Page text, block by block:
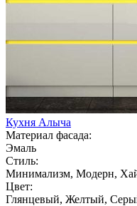
Кухня Алыча
Материал фасада:
Эмаль
Стиль:
Минимализм, Модерн,
Цвет:
Глянцевый, Желтый,